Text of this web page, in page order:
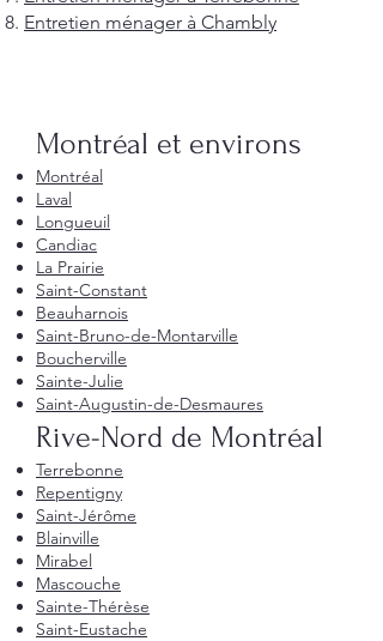
Entretien ménager à Chambly
Montréal et environs
Montréal
Laval
Longueuil
Candiac
La Prairie
Saint-Constant
Beauharnois
Saint-Bruno-de-Montarville
Boucherville
Sainte-Julie
Saint-Augustin-de-Desmaures
Rive-Nord de Montréal
Terrebonne
Repentigny
Saint-Jérôme
Blainville
Mirabel
Mascouche
Sainte-Thérèse
Saint-Eustache